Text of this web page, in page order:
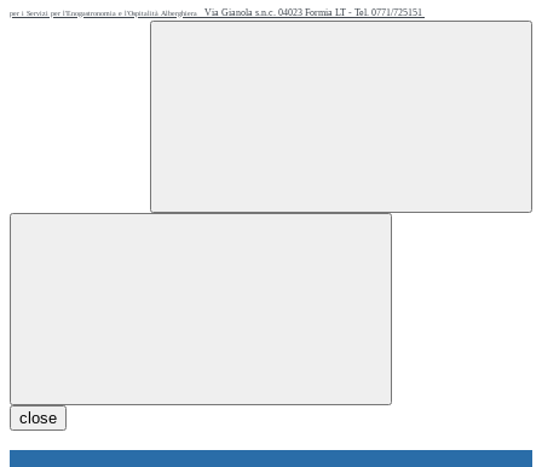
per i Servizi per l'Enogastronomia e l'Ospitalità Alberghiera Via Gianola s.n.c. 04023 Formia LT - Tel. 0771/725151
close